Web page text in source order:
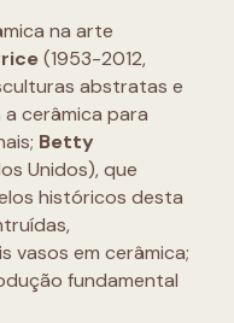
na arte
(1953-2012,
abstratas e
cerâmica para
Betty
Unidos), que
históricos desta
vasos em cerâmica;
fundamental